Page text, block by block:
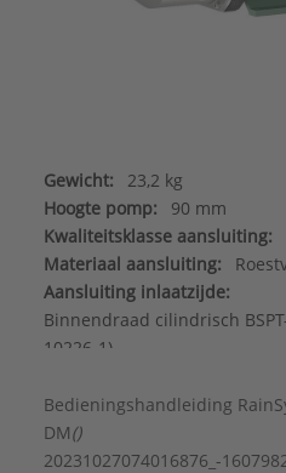
Gewicht:
23,2 kg
Hoogte pomp:
90 mm
Kwaliteitsklasse aansluiting:
Materiaal aansluiting:
Aansluiting inlaatzijde:
Binnendraad cilindrisch
10226-1)
Binnendraad cilindrisch
10226-1)
Aansluitstandaard
Bedieningshandleiding
DM()
20231027074016876_-